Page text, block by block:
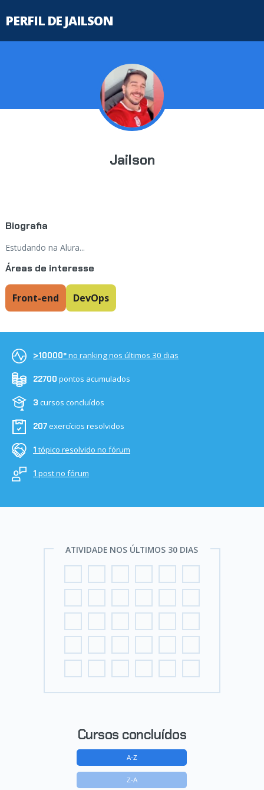
PERFIL DE JAILSON
Jailson
Biografia
Estudando na Alura...
Áreas de interesse
Front-end DevOps
>10000ºno ranking nos últimos 30 dias
22700 pontos acumulados
3 cursos concluídos
207exercícios resolvidos
1 tópico resolvido no fórum
1 post no fórum
ATIVIDADE NOS ÚLTIMOS 30 DIAS
Cursos concluídos
A-Z
Z-A